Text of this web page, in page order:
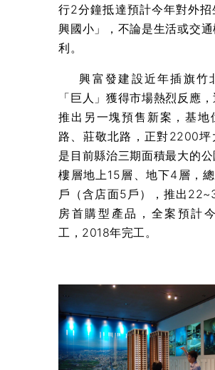
行2分鐘抵達預計今年對外招
興國小」，不論是生活或交
利。
興富發建設近年插旗竹
「巨人」獲得市場熱烈反應
推出另一塊預售新案，基地
路、莊敬北路，正對2200坪
是目前縣治三期面積最大的公
樓層地上15層、地下4層，
戶（含店面5戶），推出
房首購型產品，全案預計
工，2018年完工。